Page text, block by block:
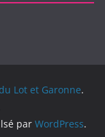
Lot et Garonne.
par WordPress.